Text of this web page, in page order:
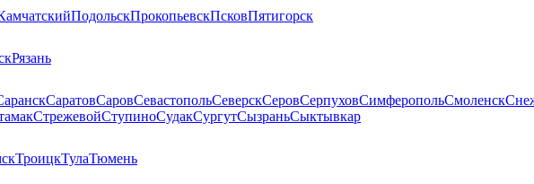
ПодольскПрокопьевскПсковПятигорск
Рязань
СаратовСаровСевастопольСеверскСеровСерпуховСимферопольСмоленск
СтрежевойСтупиноСудакСургутСызраньСыктывкар
ТроицкТулаТюмень